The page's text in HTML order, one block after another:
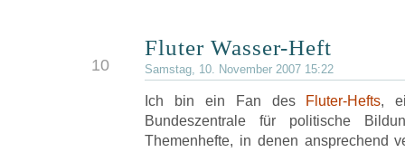
10
Fluter Wasser-Heft
Samstag, 10. November 2007 15:22
Ich bin ein Fan des Fluter-Hefts,
Bundeszentrale für politische
Themenhefte, in denen ansprechend